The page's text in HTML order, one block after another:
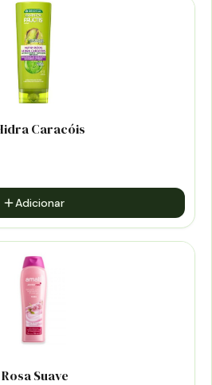
Caracóis
Adicionar
Suave